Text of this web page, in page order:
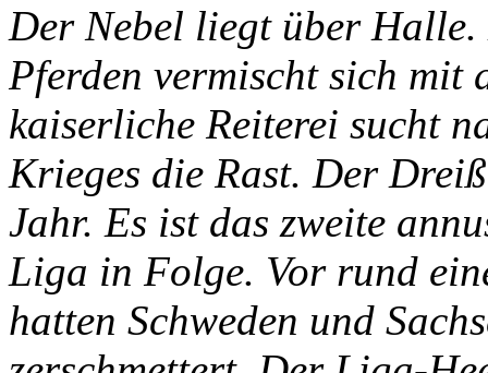
Der Nebel liegt über Halle.
Pferden vermischt sich mit
kaiserliche Reiterei sucht
Krieges die Rast. Der
Jahr. Es ist das zweite
Liga in Folge. Vor rund
hatten Schweden und